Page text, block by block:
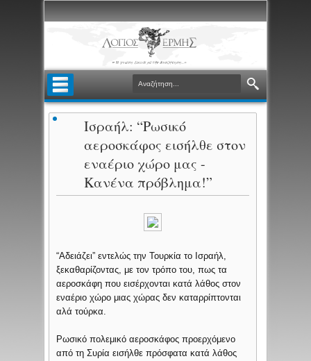
Ισραήλ: “Ρωσικό
αεροσκάφος εισήλθε στον
εναέριο χώρο μας -
Κανένα πρόβλημα!”
“Αδειάζει” εντελώς την Τουρκία το Ισραήλ,
ξεκαθαρίζοντας, με τον τρόπο του, πως τα
αεροσκάφη που εισέρχονται κατά λάθος στον
εναέριο χώρο μιας χώρας δεν καταρρίπτονται
αλά τούρκα.
Ρωσικό πολεμικό αεροσκάφος προερχόμενο
από τη Συρία εισήλθε πρόσφατα κατά λάθος